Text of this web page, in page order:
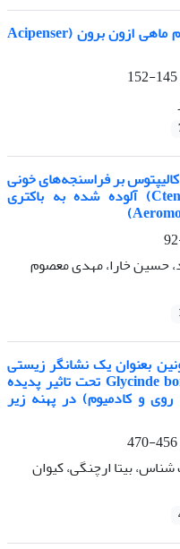
بررسی ترتیب سلولی بافت شبکیه چشم ماهی ازون برون (Acipenser
145-152
بر فراسنجه‌های خونی
ماهیان آمور (Ctenopharyngodon idella) آلوده شده به باکتری
حسین خارا، مهدی معصوم
بعنوان یک نشانگر زیستی
(بیومارکر) در کرم پرتار گونه Glycinde bonhourei تحت تاثیر پدیده
و کادمیوم) در پهنه زیر
456-470
بیتا ارچنگی، کیوان